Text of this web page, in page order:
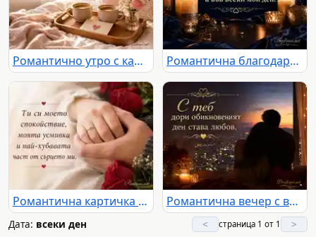
Романтично утро с кафе, роза и любовно послание за любим човек Романтична благодарност със свещи, златни орнаменти и послание за обич всеки ден
Романтична картичка с преплетени ръце, червени рози и нежно любовно послание Романтична вечер с влюбена двойка, свещи, рози и надпис за любовта в обикновения ден
Дата: всеки ден < страница 1 от 1 >